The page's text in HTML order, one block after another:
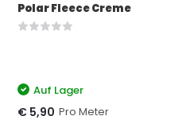
Polar Fleece Creme
Auf Lager
€ 5,90 Pro Meter